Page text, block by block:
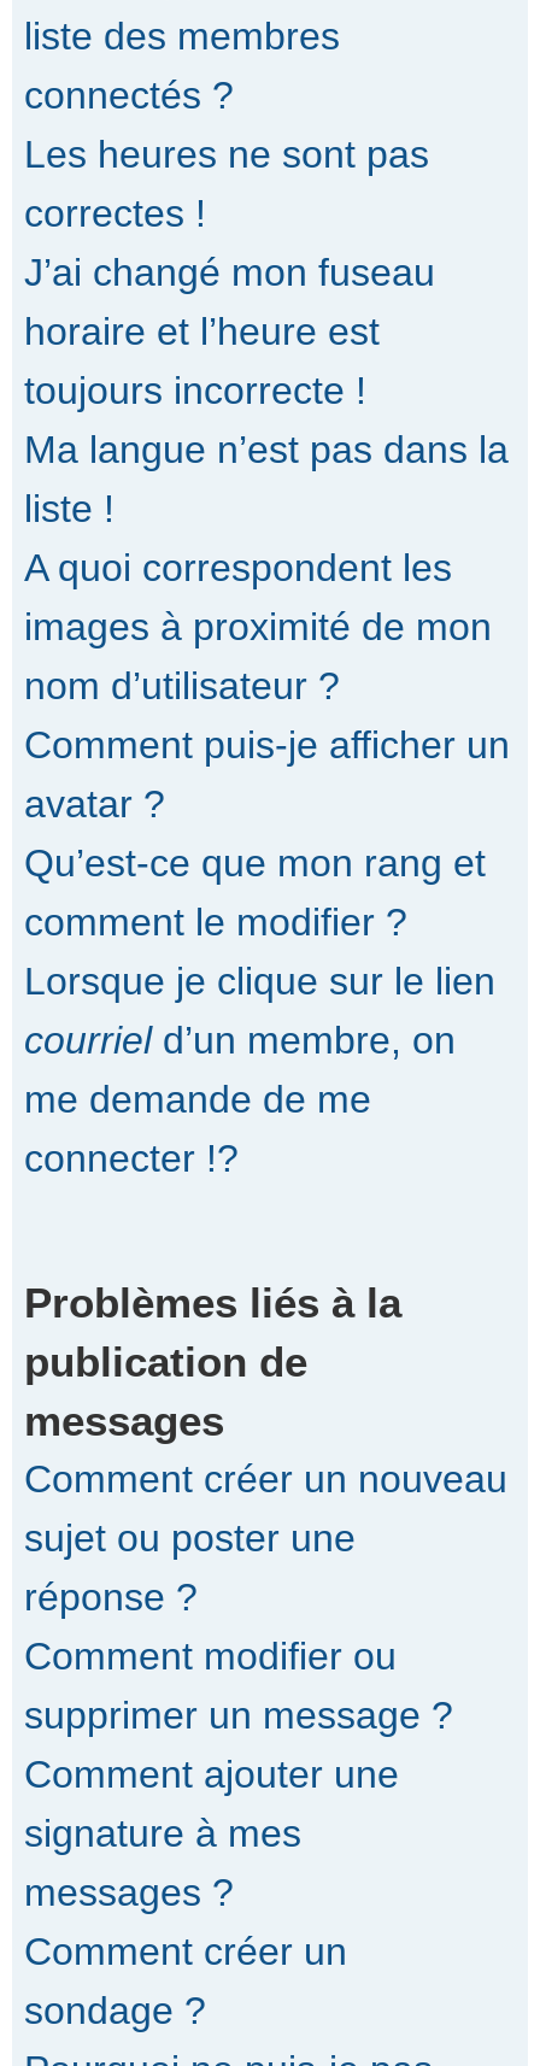
liste des membres
connectés ?
Les heures ne sont pas
correctes !
J’ai changé mon fuseau
horaire et l’heure est
toujours incorrecte !
Ma langue n’est pas dans la
liste !
A quoi correspondent les
images à proximité de mon
nom d’utilisateur ?
Comment puis-je afficher un
avatar ?
Qu’est-ce que mon rang et
comment le modifier ?
Lorsque je clique sur le lien
courrield’un membre, on
me demande de me
connecter !?
Problèmes liés à la
publication de
messages
Comment créer un nouveau
sujet ou poster une
réponse ?
Comment modifier ou
supprimer un message ?
Comment ajouter une
signature à mes
messages ?
Comment créer un
sondage ?